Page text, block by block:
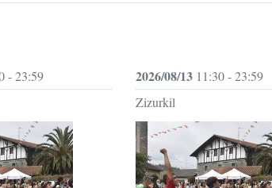
- 23:59
2026/08/13 11:30 - 23:59
Zizurkil